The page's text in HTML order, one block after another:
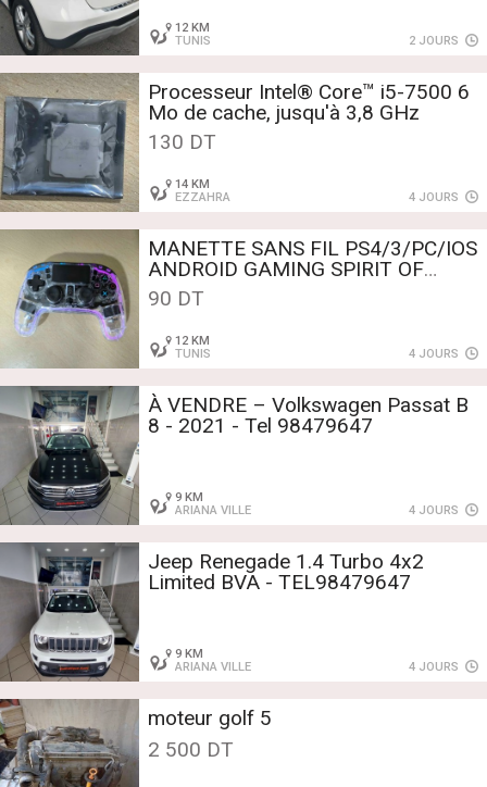
12 KM
TUNIS
2 JOURS
Processeur Intel® Core™ i5-7500 6
Mo de cache, jusqu'à 3,8 GHz
130 DT
14 KM
EZZAHRA
4 JOURS
MANETTE SANS FIL PS4/3/PC/IOS
ANDROID GAMING SPIRIT OF
GAMER RGB NEON – BTGX12
90 DT
12 KM
TUNIS
4 JOURS
À VENDRE – Volkswagen Passat B
8 - 2021 - Tel 98479647
9 KM
ARIANA VILLE
4 JOURS
Jeep Renegade 1.4 Turbo 4x2
Limited BVA - TEL98479647
9 KM
ARIANA VILLE
4 JOURS
moteur golf 5
2 500 DT